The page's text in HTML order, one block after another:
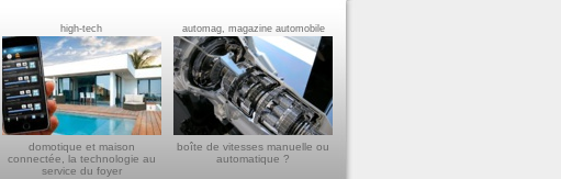
high-tech
domotique et maison
connectée, la technologie au
service du foyer
automag, magazine automobile
boîte de vitesses manuelle ou
automatique ?